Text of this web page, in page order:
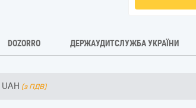
DOZORRO ДЕРЖАУДИТСЛУЖБА УКРАЇНИ
UAH (з ПДВ)